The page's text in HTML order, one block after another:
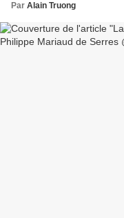
Par Alain Truong